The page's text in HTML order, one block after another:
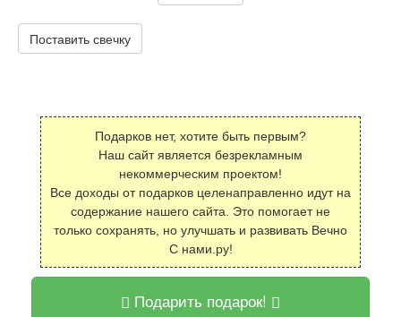
Поставить свечку
Подарков нет, хотите быть первым?
Наш сайт является безрекламным
некоммерческим проектом!
Все доходы от подарков целенаправленно идут на
содержание нашего сайта. Это помогает не
только сохранять, но улучшать и развивать Вечно
С нами.ру!
Подарить подарок!